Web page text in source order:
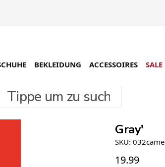
zu suchen
BEKLEIDUNG ACCESSOIRES SALE
032c
Gray'
SKU:
19.99